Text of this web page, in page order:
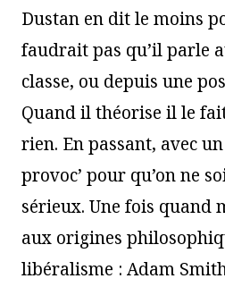
Dustan en dit le moins
faudrait pas qu’il parle
classe, ou depuis une
Quand il théorise il le
rien. En passant, avec
provoc’ pour qu’on ne
sérieux. Une fois quand
aux origines
libéralisme : Adam